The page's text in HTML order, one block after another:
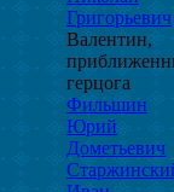
Григорьевич
Валентин,
герцога
Фильшин
Юрий
Дометьевич